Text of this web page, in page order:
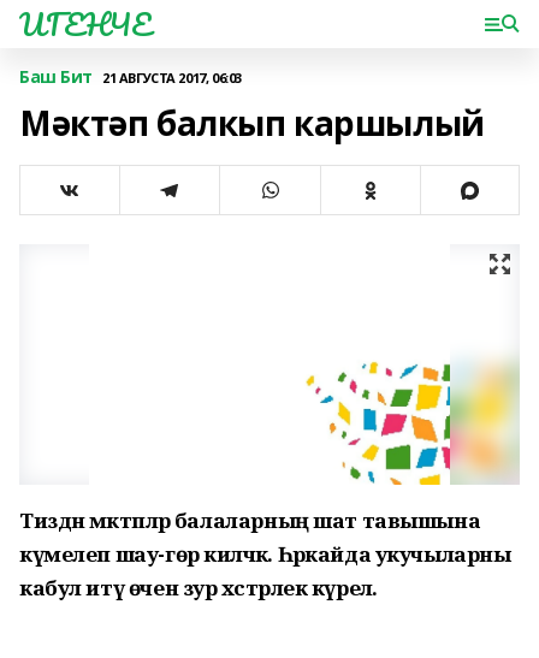
ИГЕНЧЕ
Баш Бит 21 АВГУСТА 2017, 06:03
Мәктәп балкып каршылый
Тиздән мәктәпләр балаларның шат тавышына
күмелеп шау-гөр киләчәк. Һәркайда укучыларны
кабул итү өчен зур хәстәрлек күрелә.